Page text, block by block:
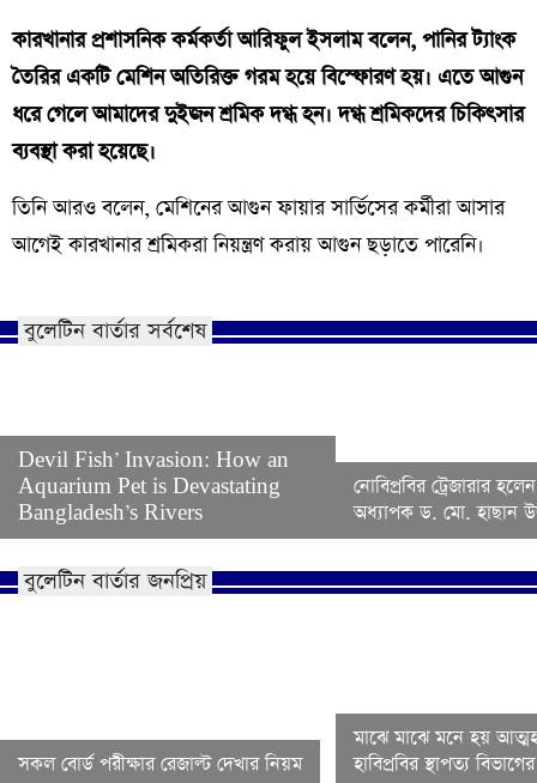
কারখানার প্রশাসনিক কর্মকর্তা আরিফুল ইসলাম বলেন, পানির ট্যাংক
তৈরির একটি মেশিন অতিরিক্ত গরম হয়ে বিস্ফোরণ হয়। এতে আগুন
ধরে গেলে আমাদের দুইজন শ্রমিক দগ্ধ হন। দগ্ধ শ্রমিকদের চিকিৎসার
ব্যবস্থা করা হয়েছে।
তিনি আরও বলেন, মেশিনের আগুন ফায়ার সার্ভিসের কর্মীরা আসার
আগেই কারখানার শ্রমিকরা নিয়ন্ত্রণ করায় আগুন ছড়াতে পারেনি।
বুলেটিন বার্তার সর্বশেষ
Devil Fish’ Invasion: How an
Aquarium Pet is Devastating
Bangladesh’s Rivers
নোবিপ্রবির ট্রেজারার
অধ্যাপক ড. মো. হাছান
বুলেটিন বার্তার জনপ্রিয়
সকল বোর্ড পরীক্ষার রেজাল্ট দেখার নিয়ম
মাঝে মাঝে মনে হয়
হাবিপ্রবির স্থাপত্য